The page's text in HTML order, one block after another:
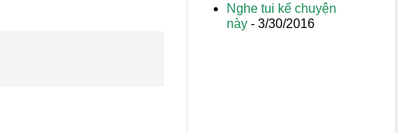
Nghe tui kể chuyện
này - 3/30/2016